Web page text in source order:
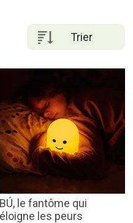
Trier
BÚ, le fantôme qui
éloigne les peurs